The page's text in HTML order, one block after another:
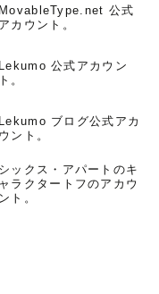
MovableType.net 公式
アカウント。
Lekumo 公式アカウン
ト。
Lekumo ブログ公式アカ
ウント。
シックス・アパートのキ
ャラクタートフのアカウ
ント。